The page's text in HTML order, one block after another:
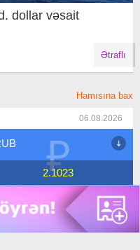
dollar vəsait
Ətraflı
Hamısına bax
06.08.2026
$
1.7